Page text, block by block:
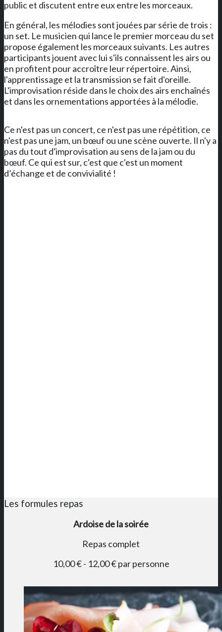
public et discutent entre eux entre les morceaux.
En général, les mélodies sont jouées par série de trois :
un set. Le musicien qui lance le premier morceau du set
propose également les morceaux suivants. Les autres
participants jouent avec lui s'ils connaissent les airs ou
en profitent pour accroître leur répertoire. Ainsi,
l'apprentissage et la transmission se fait d'oreille.
L'improvisation réside dans le choix des airs enchaînés
et dans les ornementations apportées à la mélodie.
Ce n'est pas un concert, ce n'est pas une répétition, ce
n'est pas une jam, un bœuf ou une scène ouverte. Il n'y a
pas du tout d'improvisation au sens de la jam ou du
bœuf. Ce qui est sur, c'est que c'est un moment
d’échange et de convivialité !
Les formules repas
Ardoise de la soirée
Repas complet
10,00 € - 12,00 € par personne